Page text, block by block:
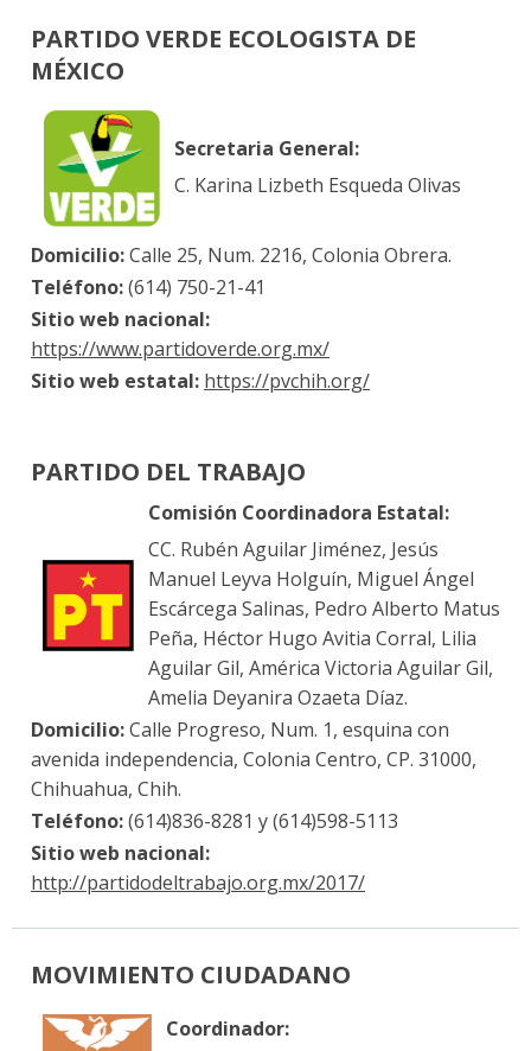
PARTIDO VERDE ECOLOGISTA DE
MÉXICO
Secretaria General:
C. Karina Lizbeth Esqueda Olivas
Domicilio:Calle 25, Num. 2216, Colonia Obrera.
Teléfono:(614) 750-21-41
Sitio web nacional:
https://www.partidoverde.org.mx/
Sitio web estatal: https://pvchih.org/
PARTIDO DEL TRABAJO
Comisión Coordinadora Estatal:
CC. Rubén Aguilar Jiménez, Jesús
Manuel Leyva Holguín, Miguel Ángel
Escárcega Salinas, Pedro Alberto Matus
Peña, Héctor Hugo Avitia Corral, Lilia
Aguilar Gil, América Victoria Aguilar Gil,
Amelia Deyanira Ozaeta Díaz.
Domicilio:Calle Progreso, Num. 1, esquina con
avenida independencia, Colonia Centro, CP. 31000,
Chihuahua, Chih.
Teléfono:(614)836-8281 y (614)598-5113
Sitio web nacional:
http://partidodeltrabajo.org.mx/2017/
MOVIMIENTO CIUDADANO
Coordinador: